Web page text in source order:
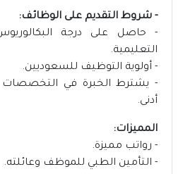
- شروط التقديم على الوظائف:
- حاصل على درجة
التعليمية.
- أولوية التوظيف للسعوديين.
- يشترط الخبرة في التخصصات
أدنى.
المميزات:
- رواتب مميزة.
- التأمين الطبي للموظف وعائلته.